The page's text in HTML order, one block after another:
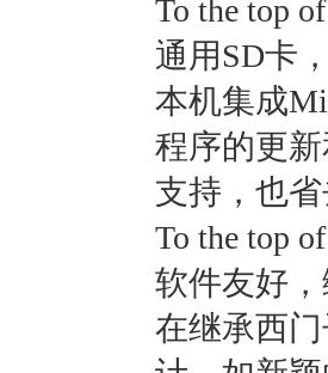
To the top
通用SD卡
本机集成
程序的更
支持，也
To the top
软件友好
在继承西